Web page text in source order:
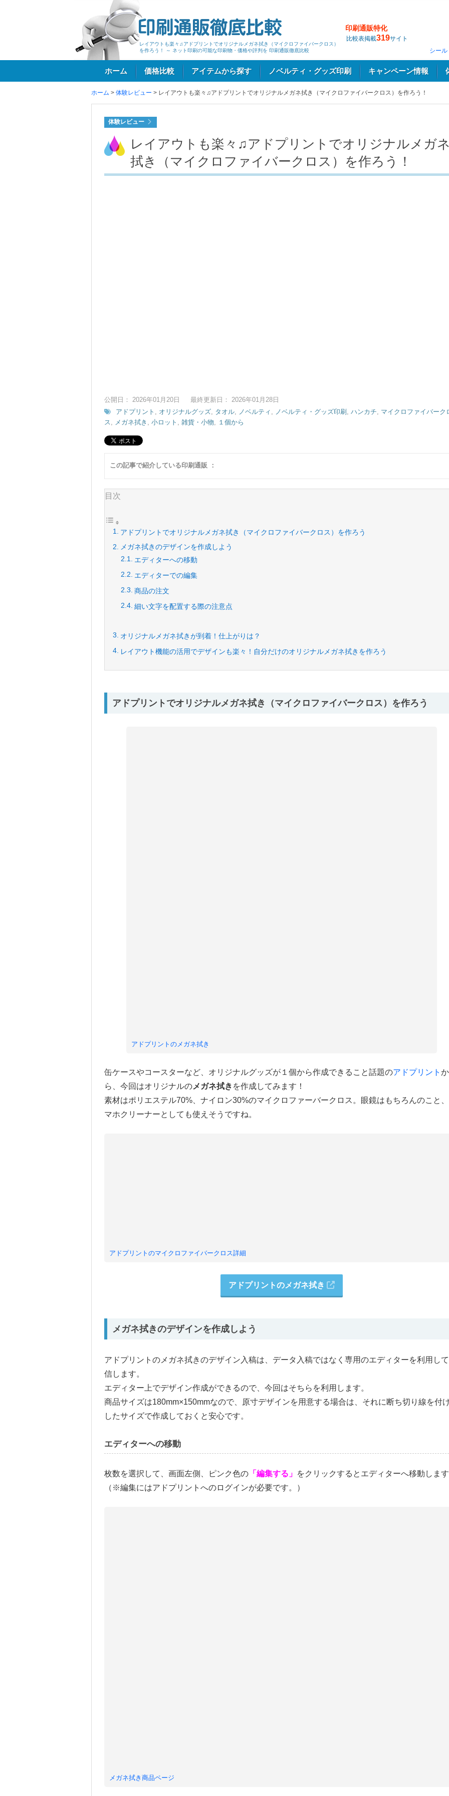
レイアウトも楽々♫アドプリントでオリジナルメガネ拭き（マイクロファイバークロス）
を作ろう！ ～ ネット印刷の可能な印刷物・価格や評判を 印刷通販徹底比較
印刷通販特化
比較表掲載319サイト
シー
ホーム 価格比較 アイテムから探す ノベルティ・グッズ印刷 キャンペーン情報
ホーム > 体験レビュー > レイアウトも楽々♫アドプリントでオリジナルメガネ拭き（マイクロファイバークロス）を作ろう！
体験レビュー
レイアウトも楽々♫アドプリントでオリジナルメガ
拭き（マイクロファイバークロス）を作ろう！
公開日： 2026年01月20日
最終更新日： 2026年01月28日
アドプリント , オリジナルグッズ, タオル, ノベルティ , ノベルティ・グッズ印刷 ,ハンカチ, マイクロファイバーク
ス, メガネ拭き , 小ロット , 雑貨・小物, １個から
この記事で紹介している印刷通販 ：
目次
アドプリントでオリジナルメガネ拭き（マイクロファイバークロス）を作ろう
メガネ拭きのデザインを作成しよう
エディターへの移動
エディターでの編集
商品の注文
細い文字を配置する際の注意点
オリジナルメガネ拭きが到着！仕上がりは？
レイアウト機能の活用でデザインも楽々！自分だけのオリジナルメガネ拭きを作ろう
アドプリントでオリジナルメガネ拭き（マイクロファイバークロス）を作ろう
アドプリントのメガネ拭き
缶ケースやコースターなど、オリジナルグッズが１個から作成できること話題のアドプリント か
ら、今回はオリジナルのメガネ拭き を作成してみます！
素材はポリエステル70%、ナイロン30%のマイクロファーバークロス。眼鏡はもちろんのこと
マホクリーナーとしても使えそうですね。
アドプリントのマイクロファイバークロス詳細
アドプリントのメガネ拭き
メガネ拭きのデザインを作成しよう
アドプリントのメガネ拭きのデザイン入稿は、データ入稿ではなく専用のエディターを利用し
信します。
エディター上でデザイン作成ができるので、今回はそちらを利用します。
商品サイズは180mm×150mmなので、原寸デザインを用意する場合は、それに断ち切り線を付
したサイズで作成しておくと安心です。
エディターへの移動
枚数を選択して、画面左側、ピンク色の 「編集する」 をクリックするとエディターへ移動しま
（※編集にはアドプリントへのログインが必要です。）
メガネ拭き商品ページ